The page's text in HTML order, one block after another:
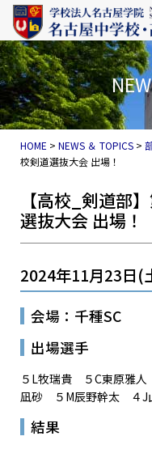
コンテンツへスキップ
メインナビゲー
HOME >NEWS ＆ TOPICS >
校剣道選抜大会 出場！
【高校_剣道部
選抜大会 出場！
2024年11月23日(
会場：千種SC
出場選手
５L牧瑞貴 ５C東原雅
凪砂 ５M辰野幹太 ４J
結果